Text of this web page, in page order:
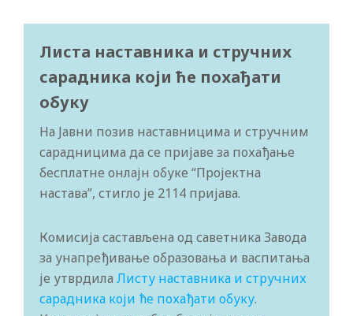
Листа наставника и стручних
сарадника који ће похађати
обуку
На Јавни позив наставницима и стручним
сарадницима да се пријаве за похађање
бесплатне онлајн обуке “Пројектна
настава”, стигло је 2114 пријава.
Комисија састављена од саветника Завода
за унапређивање образовања и васпитања
је утврдила Листу наставника и стручних
сарадника који ће похађати обуку.